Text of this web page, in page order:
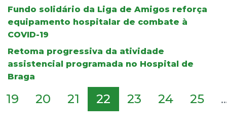
Fundo solidário da Liga de Amigos reforça
equipamento hospitalar de combate à
COVID-19
Retoma progressiva da atividade
assistencial programada no Hospital de
Braga
19 20 21 22 23 24 25